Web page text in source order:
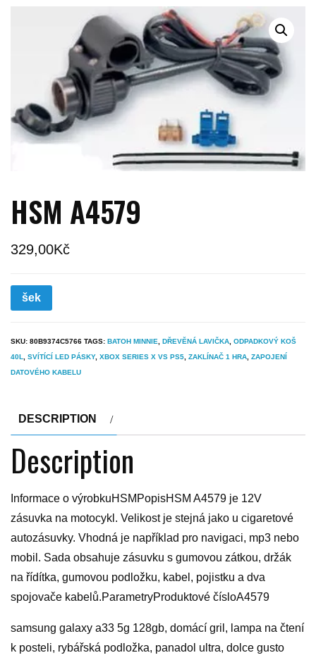
HSM A4579
329,00Kč
šek
SKU: 80B9374C5766 TAGS: BATOH MINNIE DŘEVĚNÁ LAVIČKA ODPADKOVÝ KOŠ
40L
SVÍTÍCÍ LED PÁSKY, XBOX SERIES X VS PS5 ZAKLÍNAČ 1 HRA ZAPOJENÍ
DATOVÉHO KABELU
DESCRIPTION
Description
Informace o výrobkuHSMPopisHSM A4579 je 12V
zásuvka na motocykl. Velikost je stejná jako u cigaretové
autozásuvky. Vhodná je například pro navigaci, mp3 nebo
mobil. Sada obsahuje zásuvku s gumovou zátkou, držák
na řídítka, gumovou podložku, kabel, pojistku a dva
spojovače kabelů.ParametryProduktové čísloA4579
samsung galaxy a33 5g 128gb, domácí gril, lampa na čtení
k posteli, rybářská podložka, panadol ultra, dolce gusto